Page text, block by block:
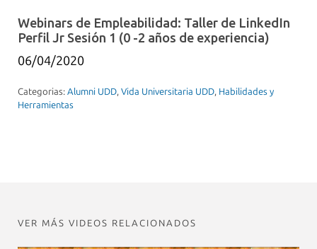
Webinars de Empleabilidad: Taller de LinkedIn
Perfil Jr Sesión 1 (0 -2 años de experiencia)
06/04/2020
Categorias: Alumni UDD, Vida Universitaria UDD, Habilidades y
Herramientas
VER MÁS VIDEOS RELACIONADOS